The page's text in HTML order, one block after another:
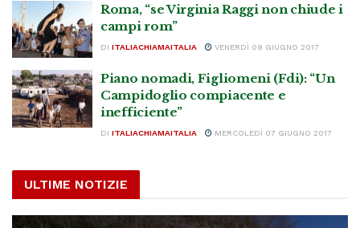
Roma, “se Virginia Raggi non chiude i
campi rom”
DI ITALIACHIAMAITALIA VENERDÌ 09 GIUGNO 2017
Piano nomadi, Figliomeni (Fdi): “Un
Campidoglio compiacente e
inefficiente”
DI ITALIACHIAMAITALIA MERCOLEDÌ 07 GIUGNO 2017
ULTIME NOTIZIE